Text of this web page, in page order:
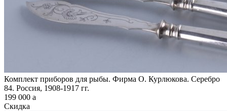
Комплект приборов для рыбы. Фирма О. Курлюкова. Серебро
84. Россия, 1908-1917 гг.
199 000 a
Скидка